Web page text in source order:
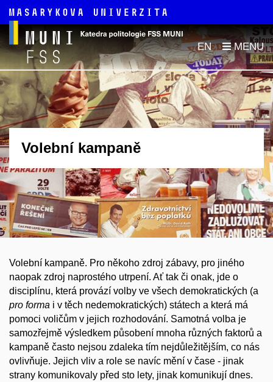
EN
Volební kampaně
Volební kampaně. Pro někoho zdroj zábavy, pro jiného
naopak zdroj naprostého utrpení. Ať tak či onak, jde o
disciplínu, která provází volby ve všech demokratických (a
pro forma i v těch nedemokratických) státech a která má
pomoci voličům v jejich rozhodování. Samotná volba je
samozřejmě výsledkem působení mnoha různých faktorů a
kampaně často nejsou zdaleka tím nejdůležitějším, co nás
ovlivňuje. Jejich vliv a role se navíc mění v čase - jinak
strany komunikovaly před sto lety, jinak komunikují dnes.